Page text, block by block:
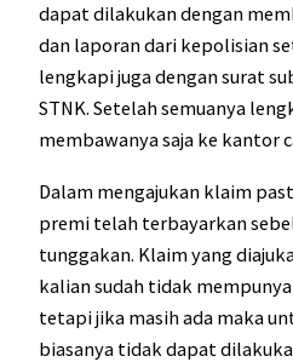
dapat dilakukan dengan
dan laporan dari kepolisian
lengkapi juga dengan surat
STNK. Setelah semuanya
membawanya saja ke kantor
Dalam mengajukan klaim
premi telah terbayarkan
tunggakan. Klaim yang
kalian sudah tidak
tetapi jika masih ada maka
biasanya tidak dapat